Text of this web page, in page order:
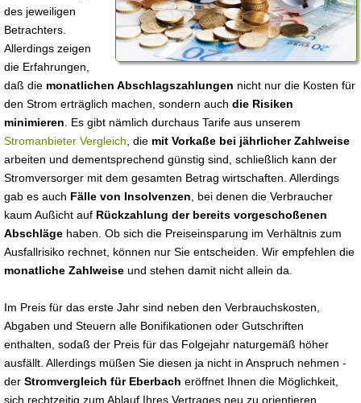
des jeweiligen
Betrachters.
Allerdings zeigen
die Erfahrungen,
daß die monatlichen Abschlagszahlungen nicht nur die Kosten für
den Strom erträglich machen, sondern auch die Risiken
minimieren . Es gibt nämlich durchaus Tarife aus unserem
Stromanbieter Vergleich , die mit Vorkaße bei jährlicher Zahlweise
arbeiten und dementsprechend günstig sind, schließlich kann der
Stromversorger mit dem gesamten Betrag wirtschaften. Allerdings
gab es auch Fälle von Insolvenzen , bei denen die Verbraucher
kaum Außicht auf Rückzahlung der bereits vorgeschoßenen
Abschläge haben. Ob sich die Preiseinsparung im Verhältnis zum
Ausfallrisiko rechnet, können nur Sie entscheiden. Wir empfehlen die
monatliche Zahlweise und stehen damit nicht allein da.
Im Preis für das erste Jahr sind neben den Verbrauchskosten,
Abgaben und Steuern alle Bonifikationen oder Gutschriften
enthalten, sodaß der Preis für das Folgejahr naturgemäß höher
ausfällt. Allerdings müßen Sie diesen ja nicht in Anspruch nehmen -
der Stromvergleich für Eberbach eröffnet Ihnen die Möglichkeit,
sich rechtzeitig zum Ablauf Ihres Vertrages neu zu orientieren.